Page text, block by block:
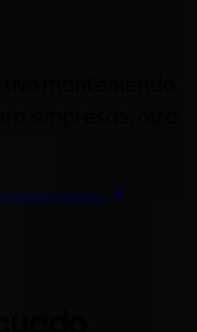
equipo